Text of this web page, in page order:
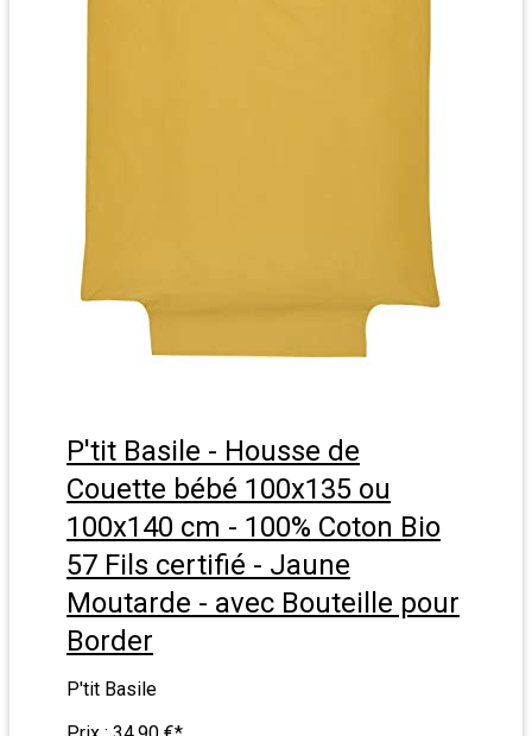
P'tit Basile - Housse de
Couette bébé 100x135 ou
100x140 cm - 100% Coton Bio
57 Fils certifié - Jaune
Moutarde - avec Bouteille pour
Border
P'tit Basile